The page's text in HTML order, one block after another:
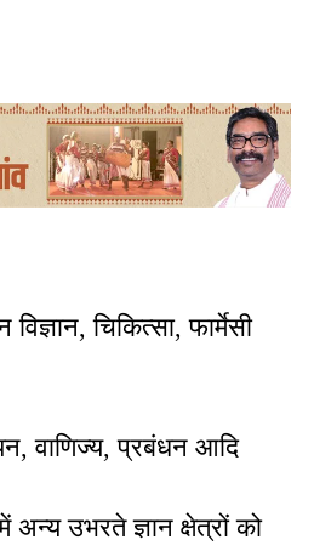
चिकित्सा, फार्मेसी
वाणिज्य, प्रबंधन आदि
उभरते ज्ञान क्षेत्रों को